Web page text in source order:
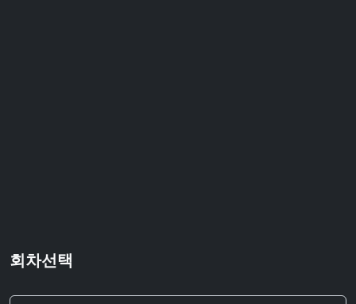
회차선택